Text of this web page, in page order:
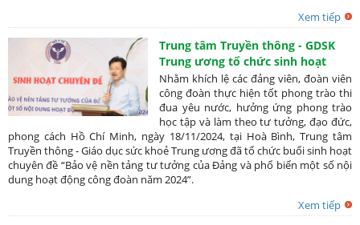
Xem tiếp
Trung tâm Truyền thông - GDSK
Trung ương tổ chức sinh hoạt
chuyên đề “Bảo vệ nền tảng tư
tưởng của Đảng và phổ biến một
số nội dung hoạt động công đoàn
năm 2024”
Nhằm khích lệ các đảng viên, đoàn viên
công đoàn thực hiện tốt phong trào thi
đua yêu nước, hưởng ứng phong trào
học tập và làm theo tư tưởng, đạo đức,
phong cách Hồ Chí Minh, ngày 18/11/2024, tại Hoà Bình, Trung tâm
Truyền thông - Giáo dục sức khoẻ Trung ương đã tổ chức buổi sinh hoạt
chuyên đề “Bảo vệ nền tảng tư tưởng của Đảng và phổ biến một số nội
dung hoạt động công đoàn năm 2024”.
Xem tiếp